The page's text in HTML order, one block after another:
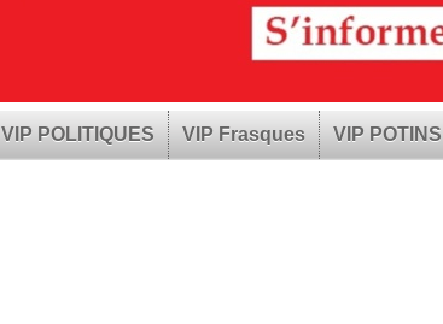
VIP POLITIQUES VIP Frasques VIP POTINS